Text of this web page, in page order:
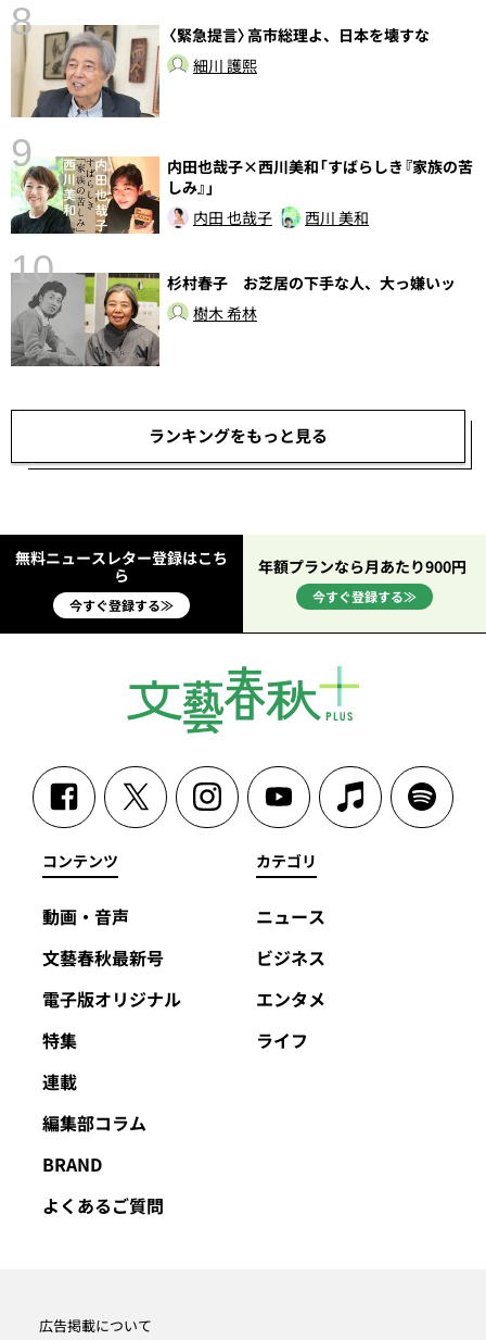
8
〈緊急提言〉高市総理よ、日本を壊すな
細川 護熙
9
内田也哉子×西川美和「すばらしき『家族の苦
しみ』」
内田 也哉子
西川 美和
10
杉村春子 お芝居の下手な人、大っ嫌いッ
樹木 希林
ランキングをもっと見る
無料ニュースレター登録はこち
ら
今すぐ登録する≫
年額プランなら月あたり900円
今すぐ登録する≫
コンテンツ
動画・音声
文藝春秋最新号
電子版オリジナル
特集
連載
編集部コラム
BRAND
よくあるご質問
カテゴリ
ニュース
ビジネス
エンタメ
ライフ
広告掲載について